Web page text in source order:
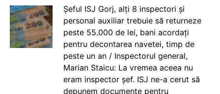
Șeful ISJ Gorj, alți 8 inspectori și
personal auxiliar trebuie să returneze
peste 55.000 de lei, bani acordați
pentru decontarea navetei, timp de
peste un an / Inspectorul general,
Marian Staicu: La vremea aceea nu
eram inspector șef. ISJ ne-a cerut să
depunem documente pentru